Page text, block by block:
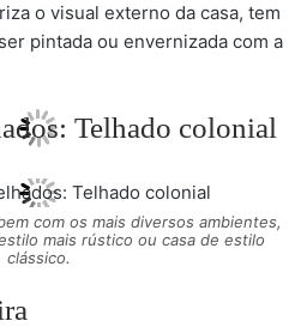
o visual externo da casa, tem
pintada ou envernizada com a
com os mais diversos ambientes,
mais rústico ou casa de estilo
clássico.